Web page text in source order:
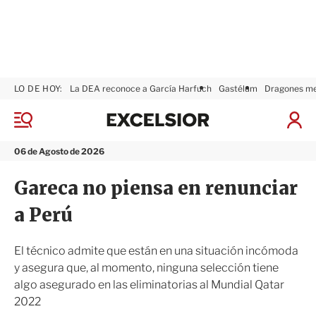
M
n
06 de Agosto de 2026
LO DE HOY: La DEA reconoce a García Harfuch Gastélum Dragones
I
a
s
i
x
i
Gareca no piensa en renunciar
a Perú
El técnico admite que están en una situación incómoda
y asegura que, al momento, ninguna selección tiene
algo asegurado en las eliminatorias al Mundial Qatar
2022